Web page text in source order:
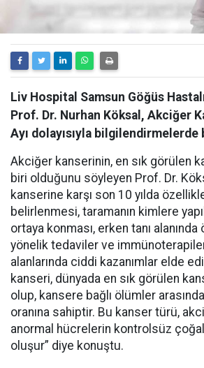
Liv Hospital Samsun Göğüs
Prof. Dr. Nurhan Köksal, Akciğer
Ayı dolayısıyla bilgilendirmelerde
Akciğer kanserinin, en sık görülen
biri olduğunu söyleyen Prof. Dr.
kanserine karşı son 10 yılda
belirlenmesi, taramanın kimlere
ortaya konması, erken tanı
yönelik tedaviler ve
alanlarında ciddi kazanımlar elde
kanseri, dünyada en sık görülen
olup, kansere bağlı ölümler
oranına sahiptir. Bu kanser türü,
anormal hücrelerin kontrolsüz
oluşur” diye konuştu.